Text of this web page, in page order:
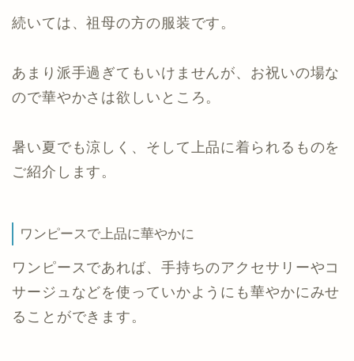
続いては、祖母の方の服装です。
あまり派手過ぎてもいけませんが、お祝いの場な
ので華やかさは欲しいところ。
暑い夏でも涼しく、そして上品に着られるものを
ご紹介します。
ワンピースで上品に華やかに
ワンピースであれば、手持ちのアクセサリーやコ
サージュなどを使っていかようにも華やかにみせ
ることができます。